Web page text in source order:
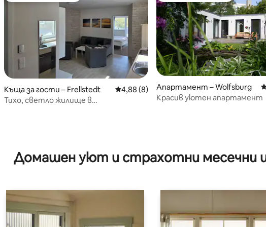
5 от 5, 77 отзива
Къща за гости – Frellstedt Средна оценка: 4,88 от 5, 8 отзива
4,88 (8)
Тихо, светло жилище в
Апартамент – Wolfsburg
Красив уютен апартамент
Домашен уют и страхотни месечни